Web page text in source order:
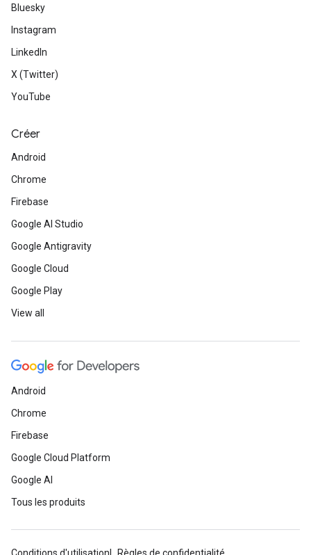
Bluesky
Instagram
LinkedIn
X (Twitter)
YouTube
Créer
Android
Chrome
Firebase
Google AI Studio
Google Antigravity
Google Cloud
Google Play
View all
Android
Chrome
Firebase
Google Cloud Platform
Google AI
Tous les produits